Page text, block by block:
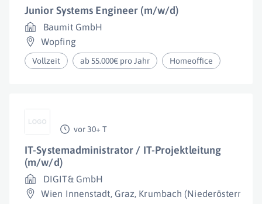
Junior Systems Engineer (m/w/d)
Baumit GmbH
Wopfing
Vollzeit ab 55.000€ pro Jahr Homeoffice
vor 30+ T
IT-Systemadministrator / IT-Projektleitung
(m/w/d)
DIGIT& GmbH
Wien Innenstadt, Graz, Krumbach (Niederösterreich)